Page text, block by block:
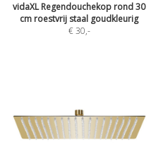
vidaXL Regendouchekop rond 30
cm roestvrij staal goudkleurig
€ 30,-